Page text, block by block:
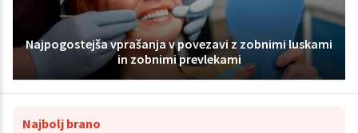
Najpogostejša vprašanja v povezavi z zobnimi luskami
in zobnimi prevlekami
Najbolj brano